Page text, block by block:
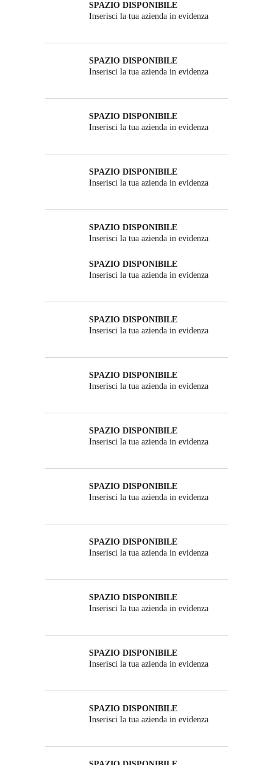
SPAZIO DISPONIBILE
Inserisci la tua azienda in evidenza
SPAZIO DISPONIBILE
Inserisci la tua azienda in evidenza
SPAZIO DISPONIBILE
Inserisci la tua azienda in evidenza
SPAZIO DISPONIBILE
Inserisci la tua azienda in evidenza
SPAZIO DISPONIBILE
Inserisci la tua azienda in evidenza
SPAZIO DISPONIBILE
Inserisci la tua azienda in evidenza
SPAZIO DISPONIBILE
Inserisci la tua azienda in evidenza
SPAZIO DISPONIBILE
Inserisci la tua azienda in evidenza
SPAZIO DISPONIBILE
Inserisci la tua azienda in evidenza
SPAZIO DISPONIBILE
Inserisci la tua azienda in evidenza
SPAZIO DISPONIBILE
Inserisci la tua azienda in evidenza
SPAZIO DISPONIBILE
Inserisci la tua azienda in evidenza
SPAZIO DISPONIBILE
Inserisci la tua azienda in evidenza
SPAZIO DISPONIBILE
Inserisci la tua azienda in evidenza